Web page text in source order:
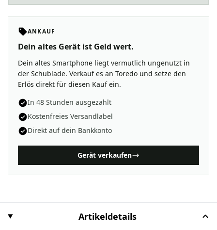
ANKAUF
Dein altes Gerät ist Geld wert.
Dein altes Smartphone liegt vermutlich ungenutzt in
der Schublade. Verkauf es an Toredo und setze den
Erlös direkt für diesen Kauf ein.
In 48 Stunden ausgezahlt
Kostenfreies Versandlabel
Direkt auf dein Bankkonto
Gerät verkaufen
Artikeldetails